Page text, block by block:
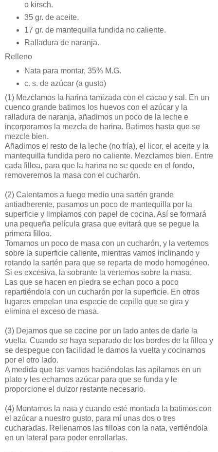
o kirsch.
35 gr. de aceite.
17 gr. de mantequilla fundida no caliente.
Ralladura de naranja.
Relleno
Nata para montar, 35% M.G.
c. s. de azúcar (a gusto)
(1) Mezclamos la harina tamizada con el cacao y sal. En un
cuenco grande batimos los huevos con el azúcar y la
ralladura de naranja, añadimos un poco de la leche e
incorporamos la mezcla de harina. Batimos hasta que se
mezcle bien.
Añadimos el resto de la leche (no fría), el licor, el aceite y la
mantequilla fundida pero no caliente. Mezclamos bien. Entre
cada filloa, para que la harina no se quede en el fondo,
removeremos la masa con el cucharón.
(2) Calentamos a fuego medio una sartén grande
antiadherente, pasamos un poco de mantequilla por la
superficie y limpiamos con papel de cocina. Así se formará
una pequeña película grasa que evitará que se pegue la
primera filloa.
Tomamos un poco de masa con un cucharón, y la vertemos
sobre la superficie caliente, mientras vamos inclinando y
rotando la sartén para que se reparta de modo homogéneo.
Si es excesiva, la sobrante la vertemos sobre la masa.
Las que se hacen en piedra se echan poco a poco
repartiéndola con un cucharón por la superficie. En otros
lugares empelan una especie de cepillo que se gira y
elimina el exceso de masa.
(3) Dejamos que se cocine por un lado antes de darle la
vuelta. Cuando se haya separado de los bordes de la filloa y
se despegue con facilidad le damos la vuelta y cocinamos
por el otro lado.
A medida que las vamos haciéndolas las apilamos en un
plato y les echamos azúcar para que se funda y le
proporcione el dulzor restante necesario.
(4) Montamos la nata y cuando esté montada la batimos con
el azúcar a nuestro gusto, para mí unas dos o tres
cucharadas. Rellenamos las filloas con la nata, vertiéndola
en un lateral para poder enrollarlas.